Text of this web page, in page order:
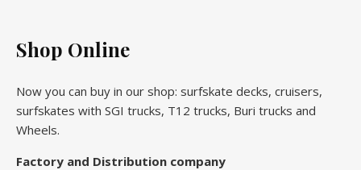
Shop Online
Now you can buy in our shop: surfskate decks, cruisers,
surfskates with SGI trucks, T12 trucks, Buri trucks and
Wheels.
Factory and Distribution company